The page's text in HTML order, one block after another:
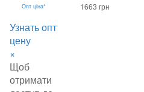
Опт ціна*
Узнать опт
цену
×
Щоб
отримати
1663 грн